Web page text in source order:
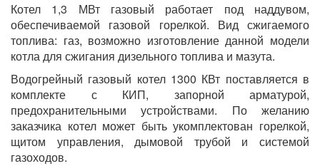
Котел 1,3 МВт газовый работает под наддувом,
обеспечиваемой газовой горелкой. Вид сжигаемого
топлива: газ, возможно изготовление данной модели
котла для сжигания дизельного топлива и мазута.
Водогрейный газовый котел 1300 КВт поставляется в
комплекте с КИП, запорной арматурой,
предохранительными устройствами. По желанию
заказчика котел может быть укомплектован горелкой,
щитом управления, дымовой трубой и системой
газоходов.